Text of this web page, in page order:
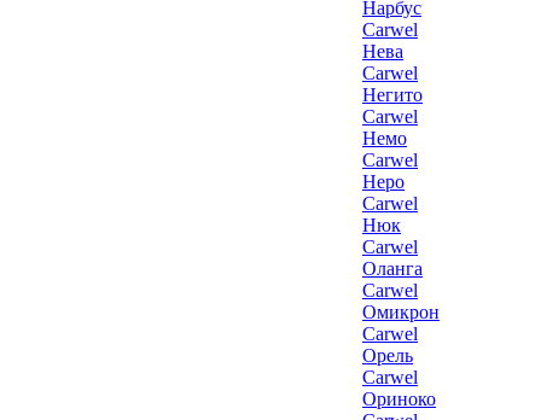
Нарбус
Carwel
Нева
Carwel
Негито
Carwel
Немо
Carwel
Неро
Carwel
Нюк
Carwel
Оланга
Carwel
Омикрон
Carwel
Орель
Carwel
Ориноко